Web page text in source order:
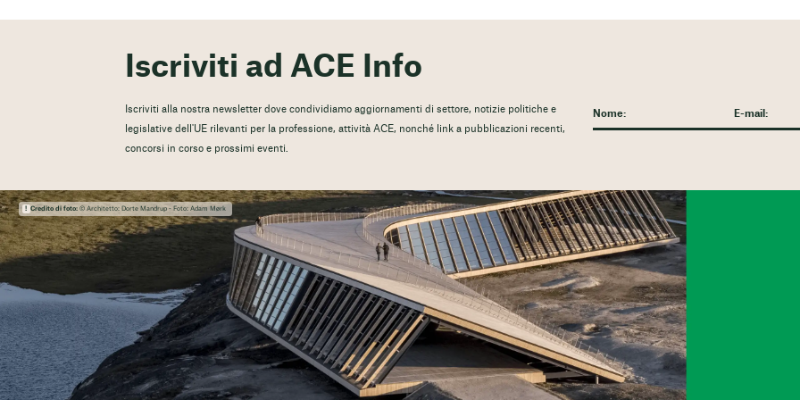
Iscriviti ad ACE Info
Iscriviti alla nostra newsletter dove condividiamo aggiornamenti di settore, notizie politiche e
legislative dell'UE rilevanti per la professione, attività ACE, nonché link a pubblicazioni recenti,
concorsi in corso e prossimi eventi.
Credito di foto:© Architetto: Dorte Mandrup - Foto: Adam Mørk